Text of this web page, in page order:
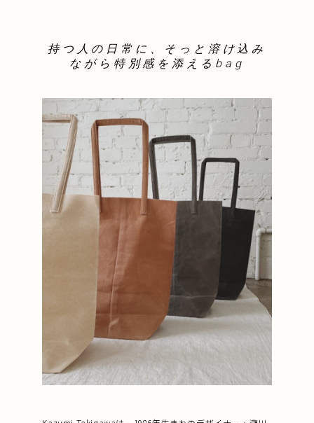
持つ人の日常に、 そっと溶け込み
ながら 特別感を添えるbag